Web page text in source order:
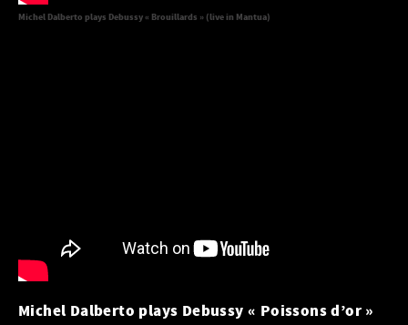
Michel Dalberto plays Debussy « Brouillards » (live in Mantua)
Michel Dalberto plays Debussy « Poissons d’or »